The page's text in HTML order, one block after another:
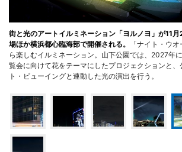
街と光のアートイルミネーション「ヨルノヨ」が11
場ほか横浜都心臨海部で開催される。
「ナイト・ウ
ら楽しむイルミネーション。山下公園では、2027年
覧会に向けて花をテーマにしたプロジェクションと、
ト・ビューイングと連動した光の演出を行う。